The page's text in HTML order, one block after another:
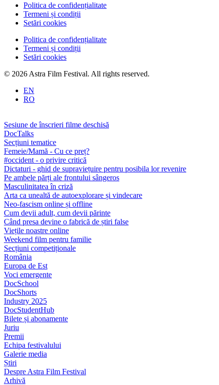
Politica de confidențialitate
Termeni și condiții
Setări cookies
Politica de confidențialitate
Termeni și condiții
Setări cookies
© 2026 Astra Film Festival. All rights reserved.
EN
RO
Sesiune de înscrieri filme deschisă
DocTalks
Secțiuni tematice
Femeie/Mamă - Cu ce preț?
#occident - o privire critică
Dictaturi - ghid de supraviețuire pentru posibila lor revenire
Pe ambele părți ale frontului sângeros
Masculinitatea în criză
Arta ca unealtă de autoexplorare și vindecare
Neo-fascism online și offline
Cum devii adult, cum devii părinte
Când presa devine o fabrică de știri false
Viețile noastre online
Weekend film pentru familie
Secțiuni competiționale
România
Europa de Est
Voci emergente
DocSchool
DocShorts
Industry 2025
DocStudentHub
Bilete și abonamente
Juriu
Premii
Echipa festivalului
Galerie media
Știri
Despre Astra Film Festival
Arhivă